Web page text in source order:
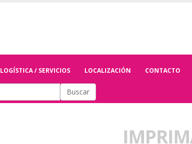
LOGÍSTICA / SERVICIOS LOCALIZACIÓN CONTACTO
Buscar